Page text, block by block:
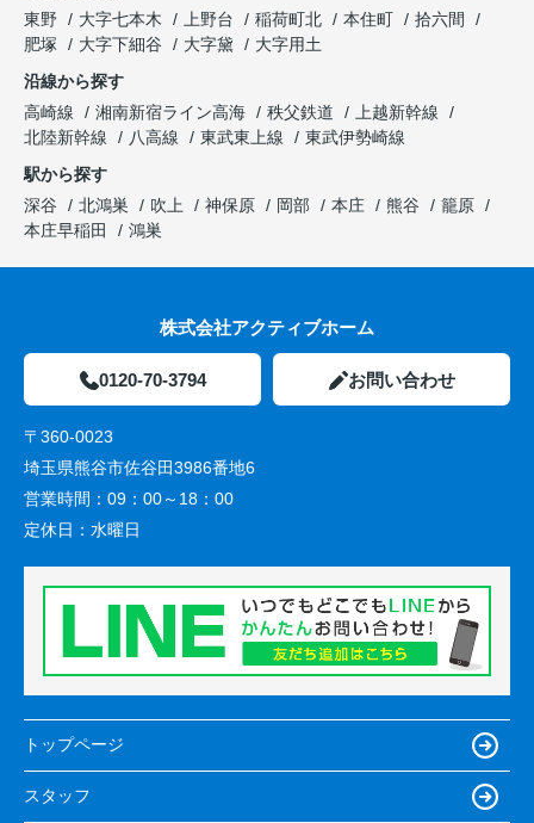
東野
大字七本木 上野台 稲荷町北 本住町
拾六間
肥塚
大字下細谷 大字黛
大字用土
沿線から探す
高崎線
湘南新宿ライン高海 秩父鉄道
上越新幹線
北陸新幹線
八高線 東武東上線
東武伊勢崎線
駅から探す
深谷
北鴻巣 吹上 神保原 岡部 本庄 熊谷
籠原
本庄早稲田
鴻巣
株式会社アクティブホーム
0120-70-3794 お問い合わせ
〒360-0023
埼玉県熊谷市佐谷田3986番地6
営業時間： 09：00～18：00
定休日： 水曜日
トップページ
スタッフ